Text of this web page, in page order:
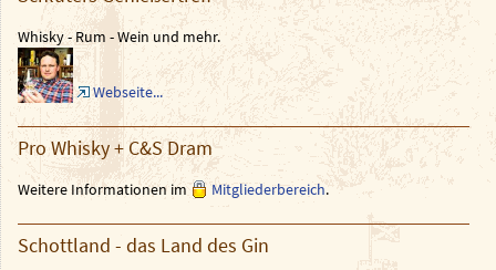
Whisky - Rum - Wein und mehr.
Webseite...
Pro Whisky + C&S Dram
Weitere Informationen im Mitgliederbereich.
Schottland - das Land des Gin